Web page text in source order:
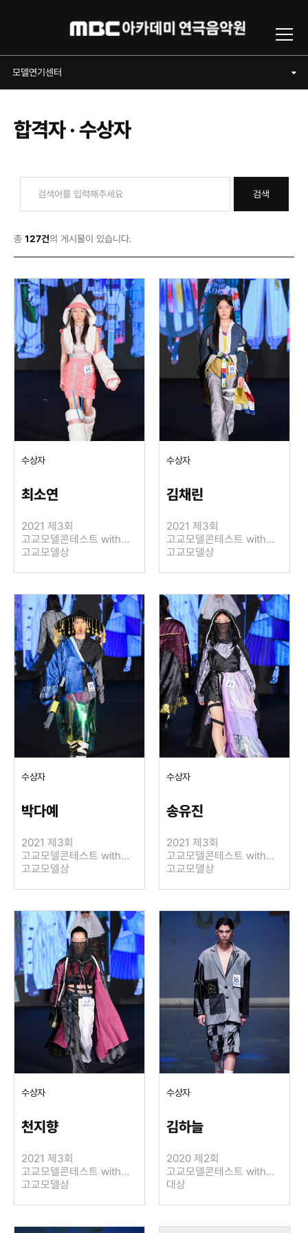
모델연기센터
합격자 · 수상자
검색
총 127건의 게시물이 있습니다.
수상자
최소연
2021 제3회
고교모델콘테스트 with
LIE SANG BONG
고교모델상
수상자
김채린
2021 제3회
고교모델콘테스트 with
LIE SANG BONG
고교모델상
수상자
박다예
2021 제3회
고교모델콘테스트 with
LIE SANG BONG
고교모델상
수상자
송유진
2021 제3회
고교모델콘테스트 with
LIE SANG BONG
고교모델상
수상자
천지향
2021 제3회
고교모델콘테스트 with
LIE SANG BONG
고교모델상
수상자
김하늘
2020 제2회
고교모델콘테스트 with
LIE SANG BONG
대상